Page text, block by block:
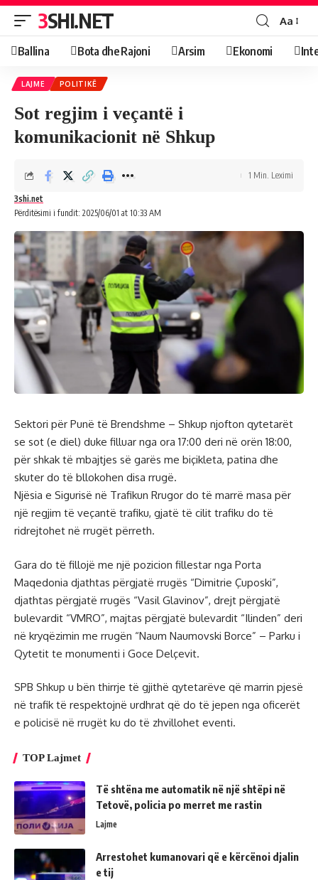
3SHI.NET Aa
Ballina Bota dhe Rajoni Arsim Ekonomi
LAJME POLITIKË
Sot regjim i veçantë i
komunikacionit në Shkup
Përditësimi i fundit: 2025/06/01 at 10:33 AM
3shi.net
1 Min. Leximi
Sektori për Punë të Brendshme – Shkup njofton qytetarët
se sot (e diel) duke filluar nga ora 17:00 deri në orën 18:00,
për shkak të mbajtjes së garës me biçikleta, patina dhe
skuter do të bllokohen disa rrugë.
Njësia e Sigurisë në Trafikun Rrugor do të marrë masa për
një regjim të veçantë trafiku, gjatë të cilit trafiku do të
ridrejtohet në rrugët përreth.
Gara do të fillojë me një pozicion fillestar nga Porta
Maqedonia djathtas përgjatë rrugës “Dimitrie Çuposki”,
djathtas përgjatë rrugës “Vasil Glavinov”, drejt përgjatë
bulevardit “VMRO”, majtas përgjatë bulevardit “Ilinden” deri
në kryqëzimin me rrugën “Naum Naumovski Borce” – Parku i
Qytetit te monumenti i Goce Delçevit.
SPB Shkup u bën thirrje të gjithë qytetarëve që marrin pjesë
në trafik të respektojnë urdhrat që do të jepen nga oficerët
e policisë në rrugët ku do të zhvillohet eventi.
TOP Lajmet
Të shtëna me automatik në një shtëpi në
Tetovë, policia po merret me rastin
Lajme
Arrestohet kumanovari që e kërcënoi djalin
e tij